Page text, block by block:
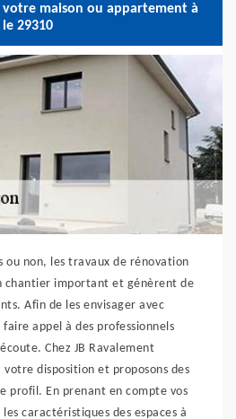
maison ou appartement à
29310
ou non, les travaux de rénovation
chantier important et génèrent de
Afin de les envisager avec
appel à des professionnels
Chez JB Ravalement
votre disposition et proposons des
profil. En prenant en compte vos
caractéristiques des espaces à